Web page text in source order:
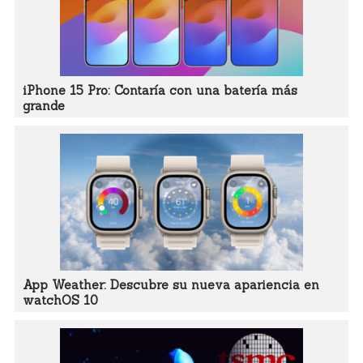
iPhone 15 Pro: Contaría con una batería más
grande
App Weather: Descubre su nueva apariencia en
watchOS 10